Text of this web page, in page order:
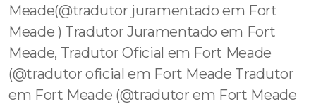
Meade(@tradutor juramentado em Fort
Meade ) Tradutor Juramentado em Fort
Meade, Tradutor Oficial em Fort Meade
(@tradutor oficial em Fort Meade Tradutor
em Fort Meade (@tradutor em Fort Meade